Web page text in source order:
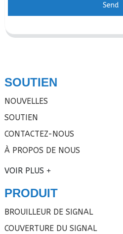
Send
SOUTIEN
NOUVELLES
SOUTIEN
CONTACTEZ-NOUS
À PROPOS DE NOUS
VOIR PLUS
PRODUIT
BROUILLEUR DE SIGNAL
COUVERTURE DU SIGNAL